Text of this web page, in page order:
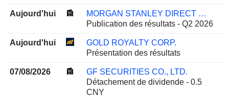
Aujourd'hui
MORGAN STANLEY DIRECT LENDING FUND
Publication des résultats - Q2 2026
Aujourd'hui
GOLD ROYALTY CORP.
Présentation des résultats
07/08/2026
GF SECURITIES CO., LTD.
Détachement de dividende - 0.5
CNY